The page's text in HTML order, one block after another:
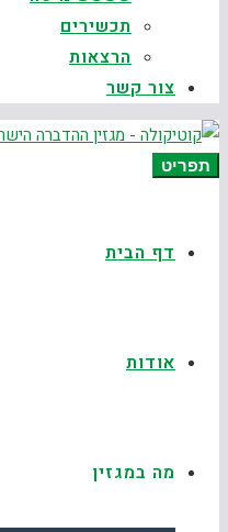
תכשירים
הרצאות
צור קשר
תפריט
דף הבית
אודות
מה במגזין